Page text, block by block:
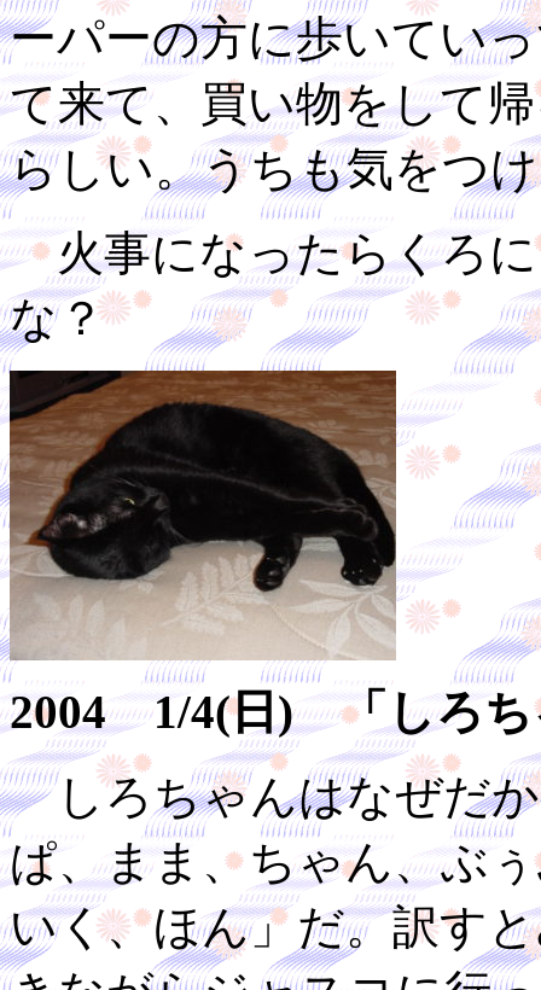
ーパーの方に歩いてい
て来て、買い物をして
らしい。うちも気をつ
火事になったらくろに
な？
2004 1/4(日) 「しろち
しろちゃんはなぜだか
ぱ、まま、ちゃん、ぶ
いく、ほん」だ。訳す